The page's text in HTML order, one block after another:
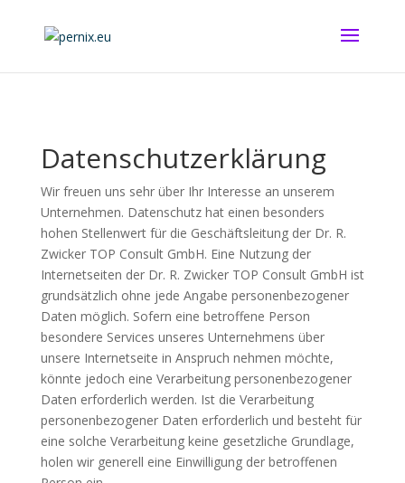
Datenschutzerklärung
Wir freuen uns sehr über Ihr Interesse an unserem
Unternehmen. Datenschutz hat einen besonders
hohen Stellenwert für die Geschäftsleitung der Dr. R.
Zwicker TOP Consult GmbH. Eine Nutzung der
Internetseiten der Dr. R. Zwicker TOP Consult GmbH ist
grundsätzlich ohne jede Angabe personenbezogener
Daten möglich. Sofern eine betroffene Person
besondere Services unseres Unternehmens über
unsere Internetseite in Anspruch nehmen möchte,
könnte jedoch eine Verarbeitung personenbezogener
Daten erforderlich werden. Ist die Verarbeitung
personenbezogener Daten erforderlich und besteht für
eine solche Verarbeitung keine gesetzliche Grundlage,
holen wir generell eine Einwilligung der betroffenen